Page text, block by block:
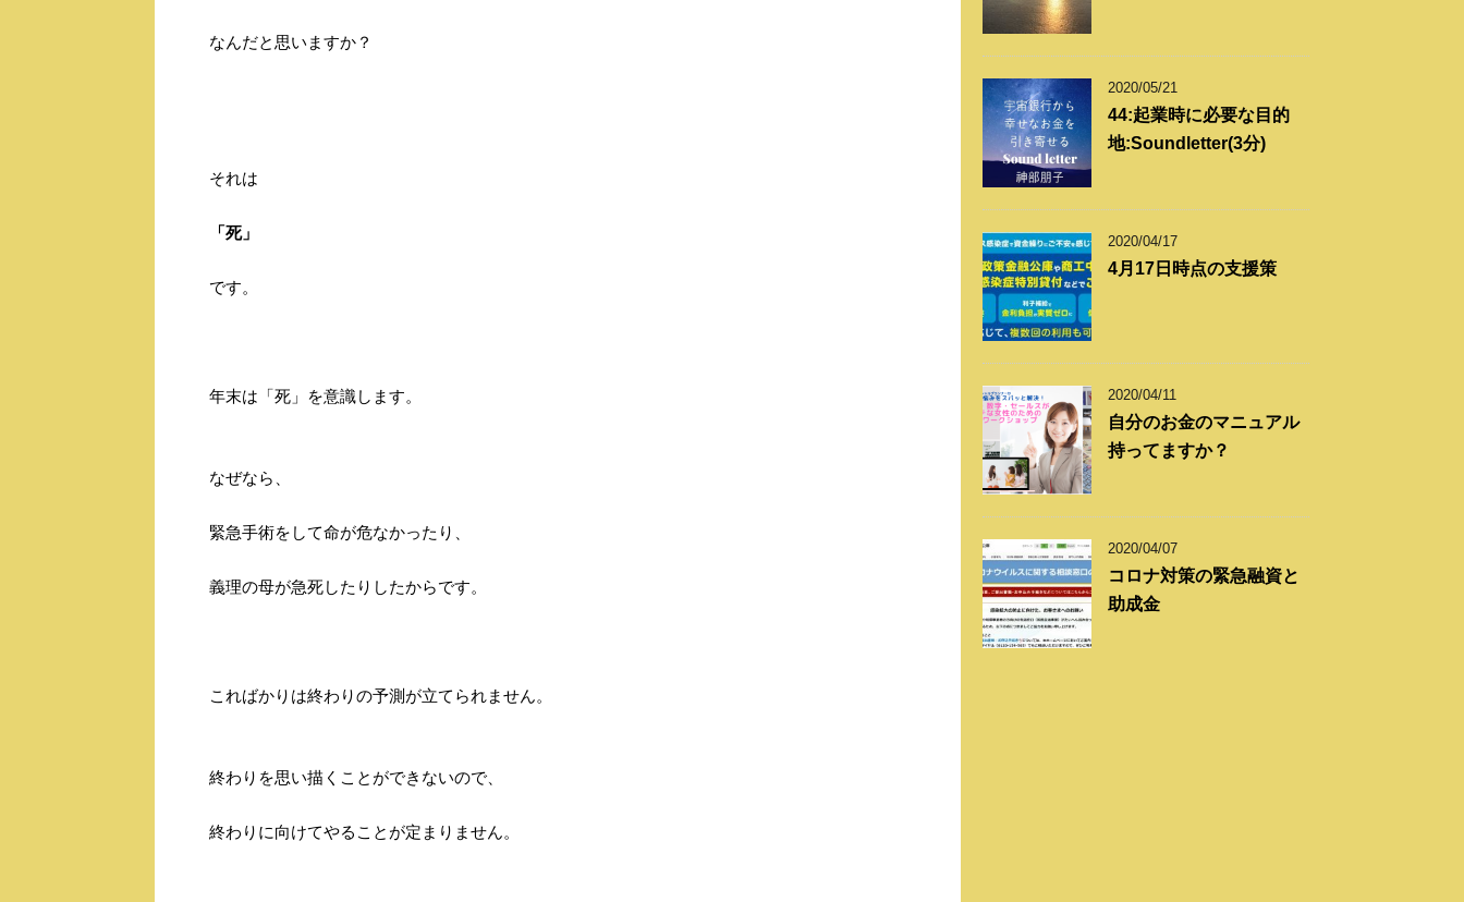
なんだと思いますか？
それは
「死」
です。
年末は「死」を意識します。
なぜなら、
緊急手術をして命が危なかったり、
義理の母が急死したりしたからです。
こればかりは終わりの予測が立てられません。
終わりを思い描くことができないので、
終わりに向けてやることが定まりません。
2020/05/21
44:起業時に必要な目的
地:Soundletter(3分)
2020/04/17
4月17日時点の支援策
2020/04/11
自分のお金のマニュアル
持ってますか？
2020/04/07
コロナ対策の緊急融資と
助成金